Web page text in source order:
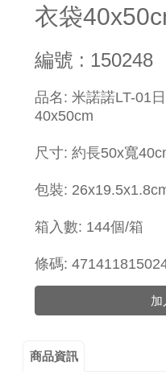
衣袋
編號 : 150248
品名: 米諾諾LT-01
40x50cm
尺寸: 約長50x寬
包裝:
箱入數: 144個/箱
條碼:
加
商品資訊